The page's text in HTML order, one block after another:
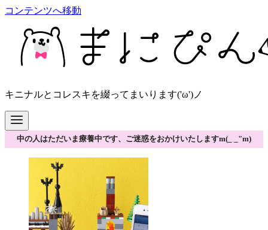
コンテンツへ移動
キニナルとコレスキを綴ってまいります('ω')ノ
中の人はただいま療養中です、ご迷惑をおかけいたしますm(_ _"m)